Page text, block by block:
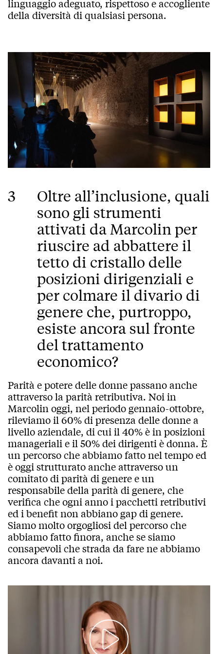
linguaggio adeguato, rispettoso e accogliente
della diversità di qualsiasi persona.
3
Oltre all’inclusione, quali
sono gli strumenti
attivati da Marcolin per
riuscire ad abbattere il
tetto di cristallo delle
posizioni dirigenziali e
per colmare il divario di
genere che, purtroppo,
esiste ancora sul fronte
del trattamento
economico?
Parità e potere delle donne passano anche
attraverso la parità retributiva. Noi in
Marcolin oggi, nel periodo gennaio-ottobre,
rileviamo il 60% di presenza delle donne a
livello aziendale, di cui il 40% è in posizioni
manageriali e il 50% dei dirigenti è donna. È
un percorso che abbiamo fatto nel tempo ed
è oggi strutturato anche attraverso un
comitato di parità di genere e un
responsabile della parità di genere, che
verifica che ogni anno i pacchetti retributivi
ed i benefit non abbiano gap di genere.
Siamo molto orgogliosi del percorso che
abbiamo fatto finora, anche se siamo
consapevoli che strada da fare ne abbiamo
ancora davanti a noi.